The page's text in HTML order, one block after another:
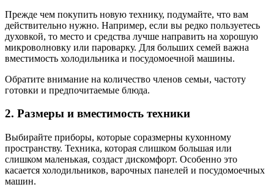
Прежде чем покупить новую технику, подумайте, что вам
действительно нужно. Например, если вы редко пользуетесь
духовкой, то место и средства лучше направить на хорошую
микроволновку или пароварку. Для больших семей важна
вместимость холодильника и посудомоечной машины.
Обратите внимание на количество членов семьи, частоту
готовки и предпочитаемые блюда.
2. Размеры и вместимость техники
Выбирайте приборы, которые соразмерны кухонному
пространству. Техника, которая слишком большая или
слишком маленькая, создаст дискомфорт. Особенно это
касается холодильников, варочных панелей и посудомоечных
машин.